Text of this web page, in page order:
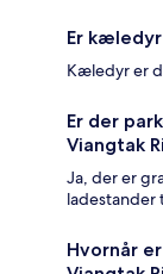
Er
Kæledyr er
Er der
Viangtak
Ja, der er
ladestander
Hvornår